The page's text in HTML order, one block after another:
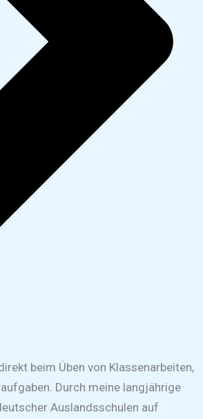
beim Üben von Klassenarbeiten,
Durch meine langjährige
Auslandsschulen auf